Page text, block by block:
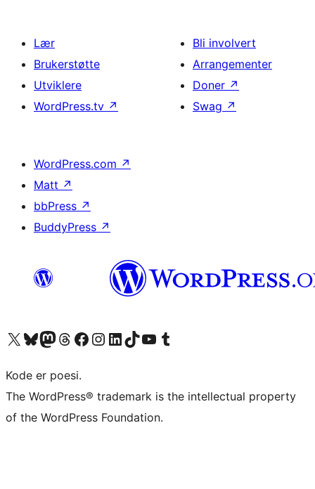
Lær
Brukerstøtte
Utviklere
WordPress.tv ↗
Bli involvert
Arrangementer
Doner ↗
Swag ↗
WordPress.com ↗
Matt ↗
bbPress ↗
BuddyPress ↗
Besøk vår konto på X Visit our Bluesky account
Besøk vår Mastodon-konto
Visit our Threads account
Besøk vår Facebook-sideBesøk vår Instagram-konto
Besøk vår LinkedIn-konto
Visit our TikTok account
Visit our YouTube channel
Visit our Tumblr account
Kode er poesi.
The WordPress® trademark is the intellectual property
of the WordPress Foundation.